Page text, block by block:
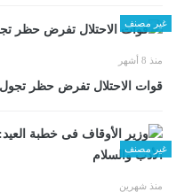
غير مصنف
منذ 8 أشهر
قوات الاحتلال تفرض حظر تجول
غير مصنف
منذ شهرين